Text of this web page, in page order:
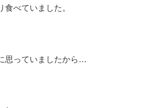
食べていました。
思っていましたから…